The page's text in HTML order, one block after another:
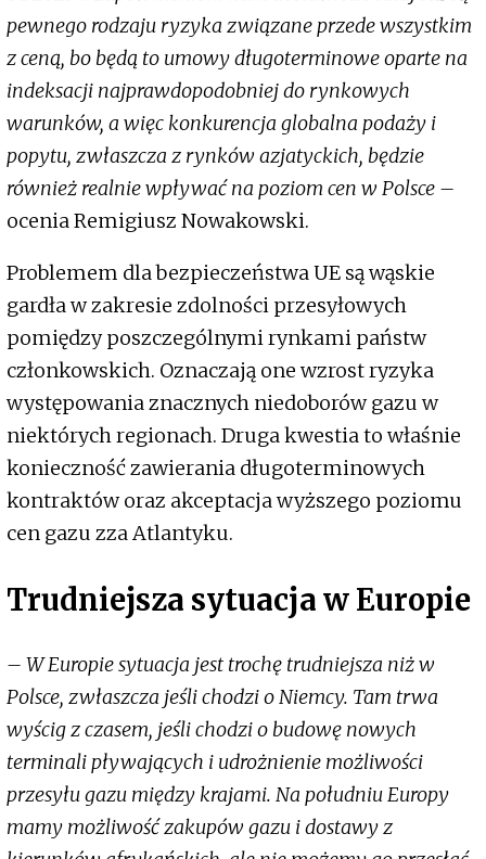
pewnego rodzaju ryzyka związane przede wszystkim
z ceną, bo będą to umowy długoterminowe oparte na
indeksacji najprawdopodobniej do rynkowych
warunków, a więc konkurencja globalna podaży i
popytu, zwłaszcza z rynków azjatyckich, będzie
również realnie wpływać na poziom cen w Polsce –
ocenia Remigiusz Nowakowski.
Problemem dla bezpieczeństwa UE są wąskie
gardła w zakresie zdolności przesyłowych
pomiędzy poszczególnymi rynkami państw
członkowskich. Oznaczają one wzrost ryzyka
występowania znacznych niedoborów gazu w
niektórych regionach. Druga kwestia to właśnie
konieczność zawierania długoterminowych
kontraktów oraz akceptacja wyższego poziomu
cen gazu zza Atlantyku.
Trudniejsza sytuacja w Europie
– W Europie sytuacja jest trochę trudniejsza niż w
Polsce, zwłaszcza jeśli chodzi o Niemcy. Tam trwa
wyścig z czasem, jeśli chodzi o budowę nowych
terminali pływających i udrożnienie możliwości
przesyłu gazu między krajami. Na południu Europy
mamy możliwość zakupów gazu i dostawy z